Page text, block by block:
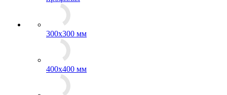
300x300 мм
400х400 мм